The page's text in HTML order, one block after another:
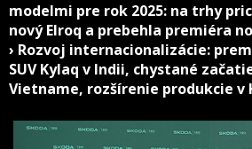
modelmi pre rok 2025: na trhy
nový Elroq a prebehla premiéra
› Rozvoj internacionalizácie:
SUV Kylaq v Indii, chystané
Vietname, rozšírenie produkcie v